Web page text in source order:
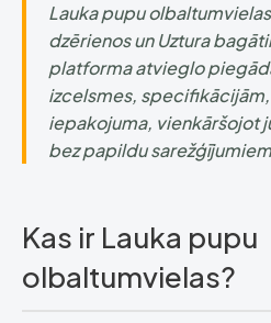
Lauka pupu
dzērienos un Uztura
platforma atvieglo
izcelsmes,
iepakojuma, vienkāršojot
bez papildu
Kas ir Lauka pupu
olbaltumvielas?